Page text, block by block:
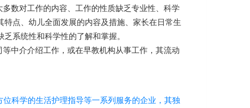
数对工作的内容、工作的性质缺乏专业性、科学
点、幼儿全面发展的内容及措施、 家长在日常生
系统性和科学性的了解和掌握。
中介介绍工作，或在早教机构从事工作，其流动
科学的生活护理指导等一系列服务的企业，其独